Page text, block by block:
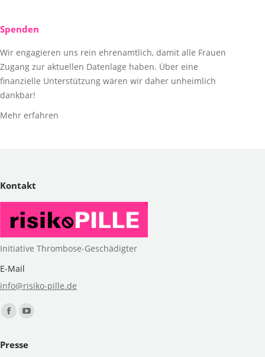
Spenden
Wir engagieren uns rein ehrenamtlich, damit alle Frauen
Zugang zur aktuellen Datenlage haben. Über eine
finanzielle Unterstützung wären wir daher unheimlich
dankbar!
Mehr erfahren
Kontakt
Initiative Thrombose-Geschädigter
E-Mail
info@risiko-pille.de
Finden Sie uns auf:
Facebook
opens
YouTube
opens
Presse